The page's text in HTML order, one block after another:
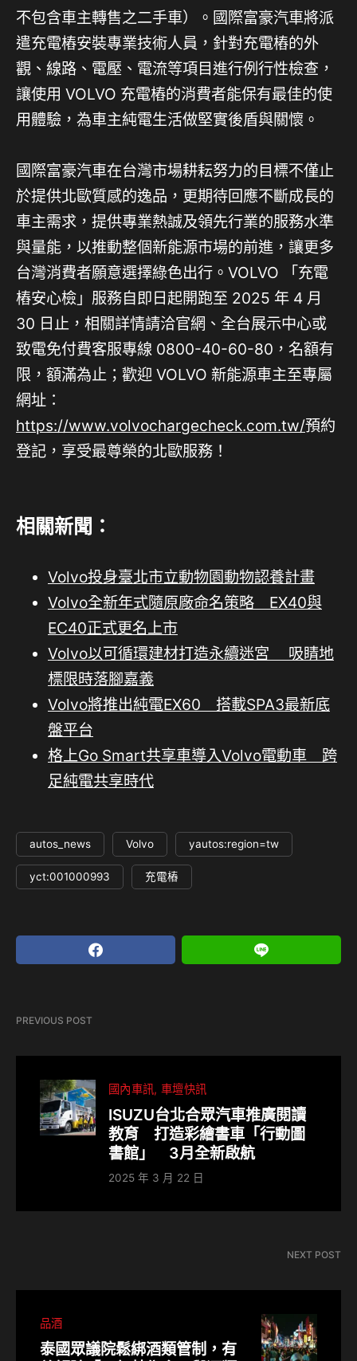
不包含車主轉售之二手車）。國際富豪汽車將派
遣充電樁安裝專業技術人員，針對充電樁的外
觀、線路、電壓、電流等項目進行例行性檢查，
讓使用 VOLVO 充電樁的消費者能保有最佳的使
用體驗，為車主純電生活做堅實後盾與關懷。
國際富豪汽車在台灣市場耕耘努力的目標不僅止
於提供北歐質感的逸品，更期待回應不斷成長的
車主需求，提供專業熱誠及領先行業的服務水準
與量能，以推動整個新能源市場的前進，讓更多
台灣消費者願意選擇綠色出行。VOLVO 「充電
樁安心檢」服務自即日起開跑至 2025 年 4 月
30 日止，相關詳情請洽官網、全台展示中心或
致電免付費客服專線 0800-40-60-80，名額有
限，額滿為止；歡迎 VOLVO 新能源車主至專屬
網址：
https://www.volvochargecheck.com.tw/預約
登記，享受最尊榮的北歐服務！
相關新聞：
Volvo投身臺北市立動物園動物認養計畫
Volvo全新年式隨原廠命名策略 EX40與
EC40正式更名上市
Volvo以可循環建材打造永續迷宮 吸睛地
標限時落腳嘉義
Volvo將推出純電EX60 搭載SPA3最新底
盤平台
格上Go Smart共享車導入Volvo電動車 跨
足純電共享時代
autos_news Volvo yautos:region=tw
yct:001000993 充電樁
PREVIOUS POST
國內車訊 車壇快訊
ISUZU台北合眾汽車推廣閱讀
教育 打造彩繪書車「行動圖
書館」 3月全新啟航
2025 年 3 月 22 日
NEXT POST
品酒
泰國眾議院鬆綁酒類管制，有